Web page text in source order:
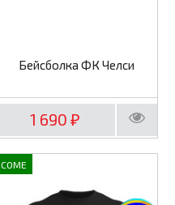
Бейсболка ФК Челси
1 690₽
COME